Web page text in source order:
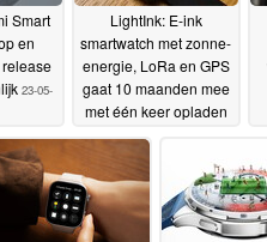
Smart
en
23-05-
LightInk: E-ink
smartwatch met zonne-
energie, LoRa en GPS
gaat 10 maanden mee
met één keer opladen
17-05-2026